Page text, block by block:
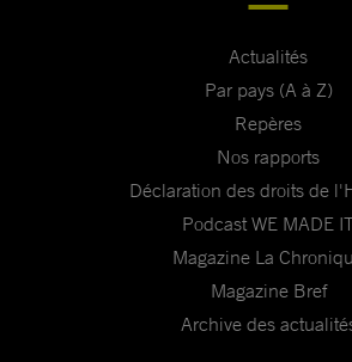
Actualités
Par pays (A à Z)
Repères
Nos rapports
Déclaration des droits de
Podcast WE MADE
Magazine La
Magazine Bref
Archive des